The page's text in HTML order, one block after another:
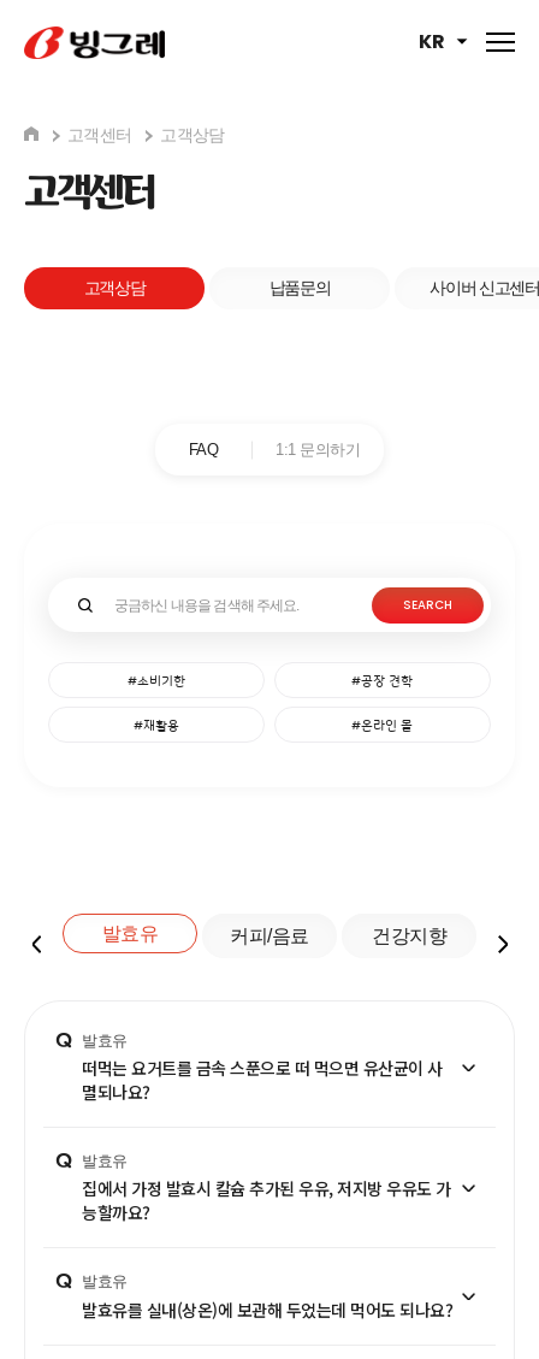
KR
고객센터 고객상담
고객센터
고객상담 납품문의 사이버 신고센터
FAQ 1:1 문의하기
SEARCH
#소비기한 #공장 견학
#재활용 #온라인 몰
발효유 커피/음료 건강지향
Q 발효유
떠먹는 요거트를 금속 스푼으로 떠 먹으면 유산균이 사
멸되나요?
Q 발효유
집에서 가정 발효시 칼슘 추가된 우유, 저지방 우유도 가
능할까요?
Q 발효유
발효유를 실내(상온)에 보관해 두었는데 먹어도 되나요?